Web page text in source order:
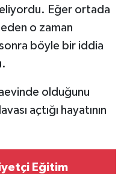
Eğer ortada
o zaman
böyle bir iddia
olduğunu
açtığı hayatının
Eğitim